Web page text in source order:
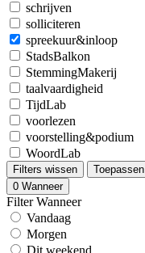
schrijven
solliciteren
spreekuur&inloop
StadsBalkon
StemmingMakerij
taalvaardigheid
TijdLab
voorlezen
voorstelling&podium
WoordLab
Filters wissen
Toepassen
0 Wanneer
Filter Wanneer
Vandaag
Morgen
Dit weekend